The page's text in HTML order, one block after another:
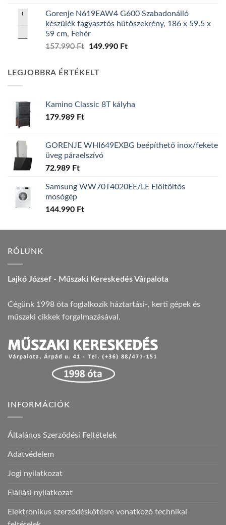
was:
139.990 Ft.
is:
119.990 Ft.
Gorenje N619EAW4 G600 Szabadonálló
készülék fagyasztós hűtőszekrény, 186 x 59.5 x
59 cm, Fehér
157.990Ft
Original
157.990 Ft.
149.990 FtCurrent
LEGJOBBRA ÉRTÉKELT
Kamino Classic 8T kályha
179.989 Ft
GORENJE WHI649EXBG beépíthető inox/fekete
üveg páraelszívó
72.989 Ft
Samsung WW70T4020EE/LE Elöltöltős
mosógép
144.990 Ft
RÓLUNK
Lajkó József - Műszaki Kereskedés Várpalota
Cégünk 1998 óta foglalkozik háztartási-, kerti gépek és
műszaki cikkek forgalmazásával.
INFORMÁCIÓK
Általános Szerződési Feltételek
Adatvédelem
Jogi nyilatkozat
Elállási nyilatkozat
Elektronikus szerződéskötésre vonatkozó technikai